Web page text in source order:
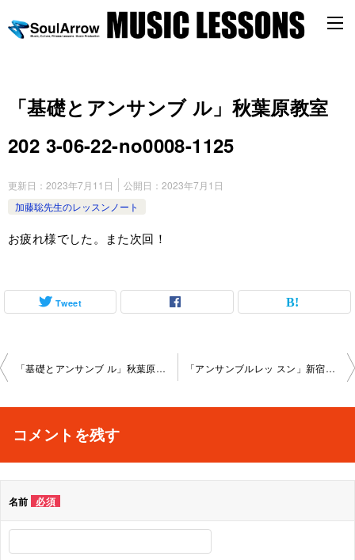
「基礎とアンサンブ ル」秋葉原教室
202 3-06-22-no0008-1125
更新日： 2023年7月11日 公開日： 2023年7月1日
加藤聡先生のレッスンノート
お疲れ様でした。また次回！
Tweet
投
ビ
シ
「基礎とアンサンブ ル」秋葉原教室202 3-06-16-no0008-1023 「アンサンブルレッ スン」新宿教室202 3-06-23-no0008-1021
コメントを残す
名前 必須